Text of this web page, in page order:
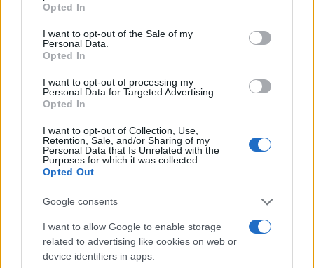
use your data for below specified purposes in below Google
consent section.
Opted In
I want to opt-out of the Sale of my
Personal Data.
Opted In
I want to opt-out of processing my
Personal Data for Targeted Advertising.
Opted In
I want to opt-out of Collection, Use,
Retention, Sale, and/or Sharing of my
Personal Data that Is Unrelated with the
Purposes for which it was collected.
Opted Out
Google consents
I want to allow Google to enable storage
related to advertising like cookies on web or
device identifiers in apps.
ΕΛΛΑΔΑ
Ασπρόπυργος: Κινηματογραφική σύλληψη 36χρονου μέλους
της συμμορίας των τσιγάρων
29/08/2025 - 9:44μμ